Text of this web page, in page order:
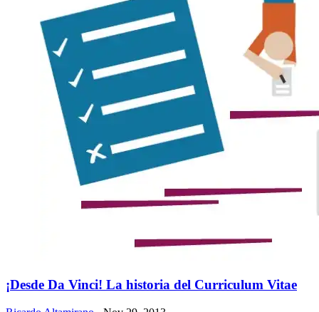
¡Desde Da Vinci! La historia del Curriculum Vitae